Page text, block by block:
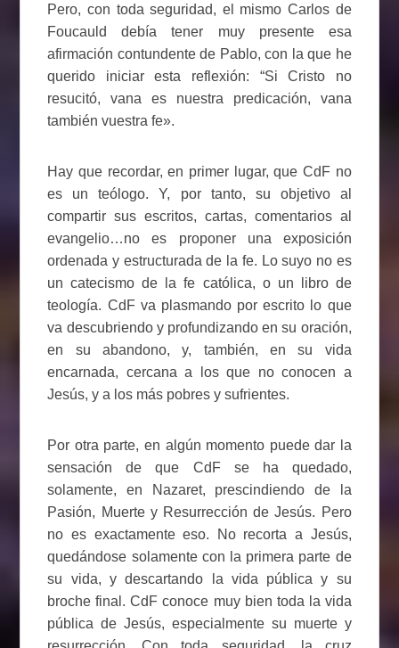
Pero, con toda seguridad, el mismo Carlos de
Foucauld debía tener muy presente esa
afirmación contundente de Pablo, con la que he
querido iniciar esta reflexión: “Si Cristo no
resucitó, vana es nuestra predicación, vana
también vuestra fe».
Hay que recordar, en primer lugar, que CdF no
es un teólogo. Y, por tanto, su objetivo al
compartir sus escritos, cartas, comentarios al
evangelio…no es proponer una exposición
ordenada y estructurada de la fe. Lo suyo no es
un catecismo de la fe católica, o un libro de
teología. CdF va plasmando por escrito lo que
va descubriendo y profundizando en su oración,
en su abandono, y, también, en su vida
encarnada, cercana a los que no conocen a
Jesús, y a los más pobres y sufrientes.
Por otra parte, en algún momento puede dar la
sensación de que CdF se ha quedado,
solamente, en Nazaret, prescindiendo de la
Pasión, Muerte y Resurrección de Jesús. Pero
no es exactamente eso. No recorta a Jesús,
quedándose solamente con la primera parte de
su vida, y descartando la vida pública y su
broche final. CdF conoce muy bien toda la vida
pública de Jesús, especialmente su muerte y